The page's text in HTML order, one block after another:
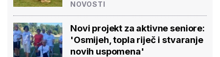
NOVOSTI
Novi projekt za aktivne seniore:
'Osmijeh, topla riječ i stvaranje
novih uspomena'